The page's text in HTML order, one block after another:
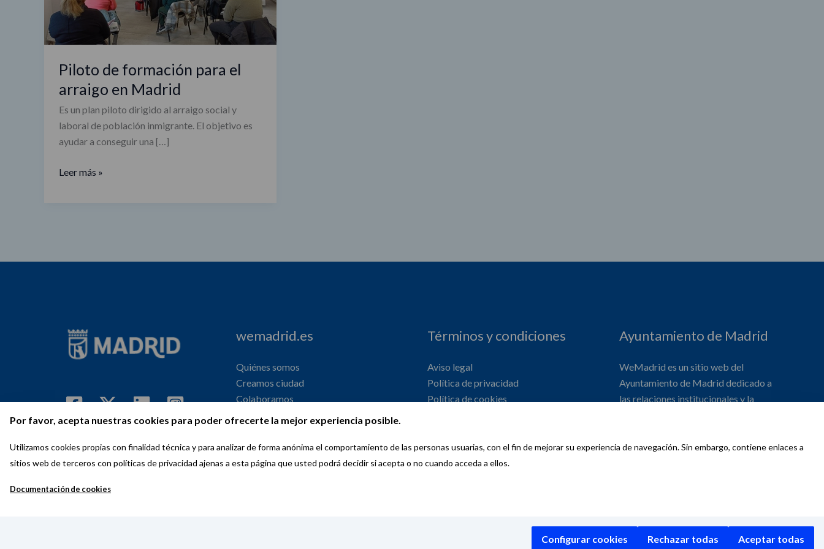
Por favor, acepta nuestras cookies para poder ofrecerte la mejor experiencia posible.
Utilizamos cookies propias con finalidad técnica y para analizar de forma anónima el comportamiento de las personas usuarias, con el fin de mejorar su experiencia de navegación. Sin embargo, contiene enlaces a
sitios web de terceros con políticas de privacidad ajenas a esta página que usted podrá decidir si acepta o no cuando acceda a ellos.
Documentación de cookies
Configurar cookies Rechazar todas Aceptar todas
Piloto de formación para el
arraigo en Madrid
Es un plan piloto dirigido al arraigo social y
laboral de población inmigrante. El objetivo es
ayudar a conseguir una […]
en
Leer más »
wemadrid.es
Quiénes somos
Creamos ciudad
Colaboramos
Términos y condiciones
Aviso legal
Política de privacidad
Política de cookies
Ayuntamiento de Madrid
WeMadrid es un sitio web del
Ayuntamiento de Madrid dedicado a
las relaciones institucionales y la
Copyright © 2026 Wemadrid | the place to be | Ayuntamiento de Madrid